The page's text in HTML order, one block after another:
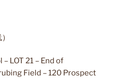
LOT 21 – End of
Field – 120 Prospect